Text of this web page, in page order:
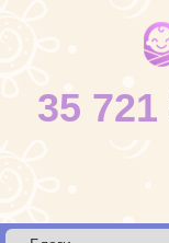
35 721